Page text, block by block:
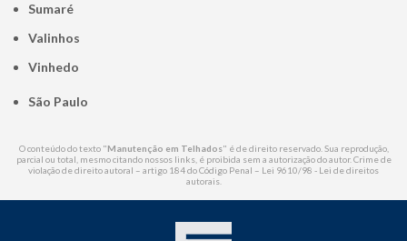
Sumaré
Valinhos
Vinhedo
São Paulo
O conteúdo do texto "Manutenção em Telhados" é de direito reservado. Sua reprodução,
parcial ou total, mesmo citando nossos links, é proibida sem a autorização do autor. Crime de
violação de direito autoral – artigo 184 do Código Penal – Lei 9610/98 - Lei de direitos
autorais.